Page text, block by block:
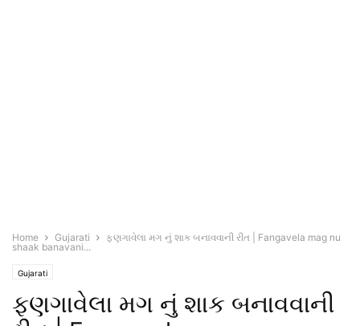
Home Gujarati
ફણગાવેલા મગ નું શાક બનાવવાની રીત | Fangavela mag nu
shaak banavani...
Gujarati
ફણગાવેલા મગ નું શાક બનાવવાની